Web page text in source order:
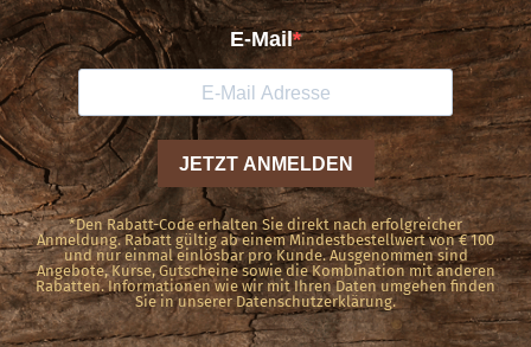
*Den Rabatt-Code erhalten Sie direkt nach erfolgreicher
Anmeldung. Rabatt gültig ab einem Mindestbestellwert von € 100
und nur einmal einlösbar pro Kunde. Ausgenommen sind
Angebote, Kurse, Gutscheine sowie die Kombination mit anderen
Rabatten. Informationen wie wir mit Ihren Daten umgehen finden
Sie in unserer Datenschutzerklärung.